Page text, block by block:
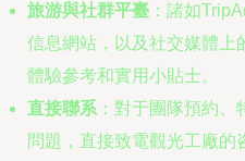
旅游與社群平臺 ：諸如
信息網站，以及社交媒體上
體驗參考和實用小貼士。
直接聯系 ：對于團隊預約
問題，直接致電觀光工廠